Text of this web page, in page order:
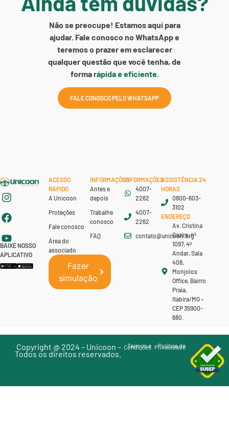
Não se preocupe! Estamos aqui para
ajudar. Fale conosco no WhatsApp e
teremos o prazer em esclarecer
qualquer questão que você tenha, de
formarápida e eficiente.
FALE CONOSCO PELO WHATSAPP
BAIXE NOSSO
APLICATIVO
ACESSO
RÁPIDO
A Unicoon
Proteções
Fale conosco
Área do
associado
Fazer
simulação
INFORMAÇÕES
Antes e
depois
Trabalhe
conosco
FAQ
INFORMAÇÕES
4007-
2262
4007-
2262
contato@unicoon.org
ASSISTÊNCIA 24
HORAS
0800-603-
3102
ENDEREÇO
Av. Cristina
Gazire, nº
1097, 4º
Andar, Sala
408,
Monjolos
Office, Bairro
Praia,
Itabira/MG –
CEP 35900-
680.
Copyright @ 2024 – Unicoon –
Todos os direitos reservados.
Termos e
Condições Politica de
Privacidade